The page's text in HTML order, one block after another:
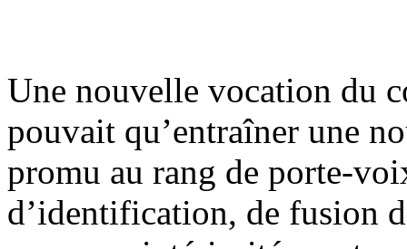
Une nouvelle vocation du
pouvait qu’entraîner une
promu au rang de porte-
d’identification, de fusion